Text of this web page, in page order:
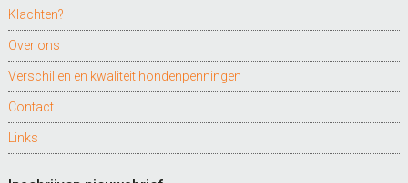
Klachten?
Over ons
Verschillen en kwaliteit hondenpenningen
Contact
Links